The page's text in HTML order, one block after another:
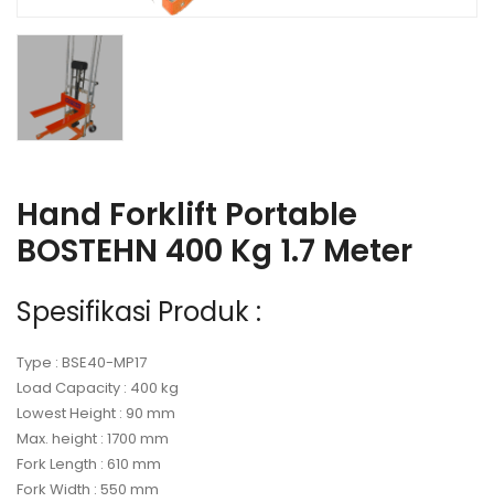
Hand Forklift Portable
BOSTEHN 400 Kg 1.7 Meter
Spesifikasi Produk :
Type : BSE40-MP17
Load Capacity : 400 kg
Lowest Height : 90 mm
Max. height : 1700 mm
Fork Length : 610 mm
Fork Width : 550 mm